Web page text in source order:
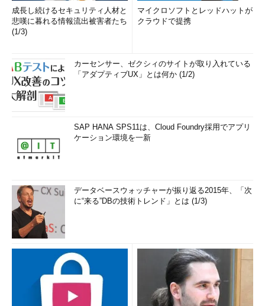
成長し続けるセキュリティ人材と
悲嘆に暮れる情報流出被害者たち
(1/3)
マイクロソフトとレッドハットが
クラウドで提携
カーセンサー、ゼクシィのサイトが取り入れている
「アダプティブUX」とは何か (1/2)
SAP HANA SPS11は、Cloud Foundry採用でアプリ
ケーション環境を一新
データベースウォッチャーが振り返る2015年、「次
に“来る”DBの技術トレンド」とは (1/3)